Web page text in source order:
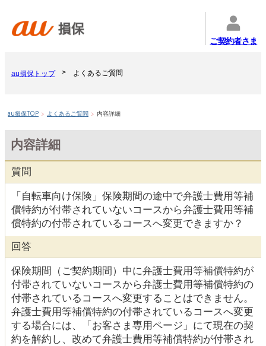
ご契約者さま
au損保トップ よくあるご質問
au損保TOP よくあるご質問 内容詳細
内容詳細
質問
「自転車向け保険」保険期間の途中で弁護士費用等補
償特約が付帯されていないコースから弁護士費用等補
償特約の付帯されているコースへ変更できますか？
回答
保険期間（ご契約期間）中に弁護士費用等補償特約が
付帯されていないコースから弁護士費用等補償特約の
付帯されているコースへ変更することはできません。
弁護士費用等補償特約の付帯されているコースへ変更
する場合には、「お客さま専用ページ」にて現在の契
約を解約し、改めて弁護士費用等補償特約が付帯され